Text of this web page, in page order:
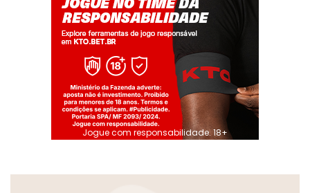
Jogue com responsabilidade. 18+